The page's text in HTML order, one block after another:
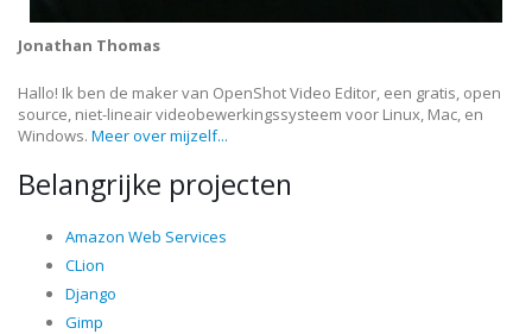
Jonathan Thomas
Hallo! Ik ben de maker van OpenShot Video Editor, een gratis, open
source, niet-lineair videobewerkingssysteem voor Linux, Mac, en
Windows. Meer over mijzelf...
Belangrijke projecten
Amazon Web Services
CLion
Django
Gimp